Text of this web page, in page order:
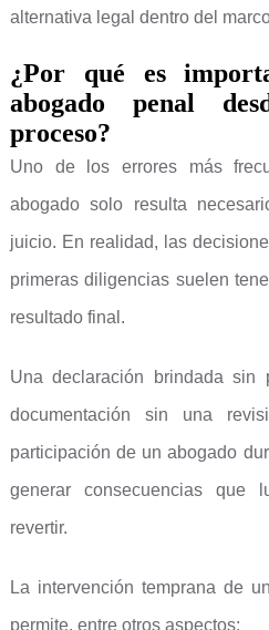
alternativa legal dentro del
¿Por qué es
abogado penal
proceso?
Uno de los errores más
abogado solo resulta
juicio. En realidad, las
primeras diligencias suelen
resultado final.
Una declaración brindada sin
documentación sin una
participación de un abogado
generar consecuencias que
revertir.
La intervención temprana de
permite, entre otros aspectos: